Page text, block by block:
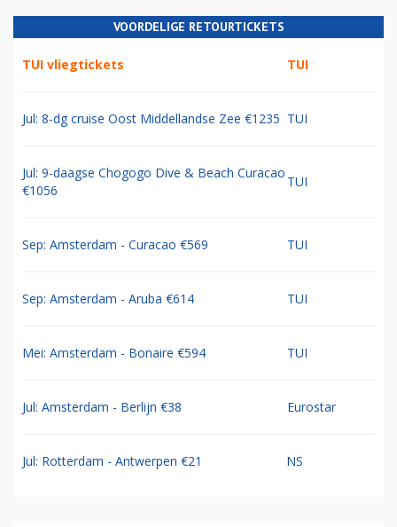
VOORDELIGE RETOURTICKETS
TUI vliegtickets TUI
Jul: 8-dg cruise Oost Middellandse Zee €1235 TUI
Jul: 9-daagse Chogogo Dive & Beach Curacao
€1056
TUI
Sep: Amsterdam - Curacao €569 TUI
Sep: Amsterdam - Aruba €614 TUI
Mei: Amsterdam - Bonaire €594 TUI
Jul: Amsterdam - Berlijn €38 Eurostar
Jul: Rotterdam - Antwerpen €21 NS